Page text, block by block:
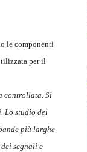
le componenti
per il
controllata. Si
Lo studio dei
più larghe
segnali e